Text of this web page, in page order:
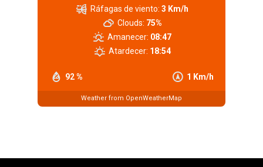
92 % 1 Km/h
Ráfagas de viento: 3 Km/h
Clouds: 75%
Amanecer: 08:47
Atardecer: 18:54
Weather from OpenWeatherMap